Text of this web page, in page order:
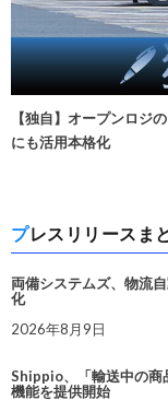
【独自】オープンロジ
にも活用本格化
プレスリリースま
両備システムズ、物流
化
2026年8月9日
Shippio、「輸送中の商
機能を提供開始